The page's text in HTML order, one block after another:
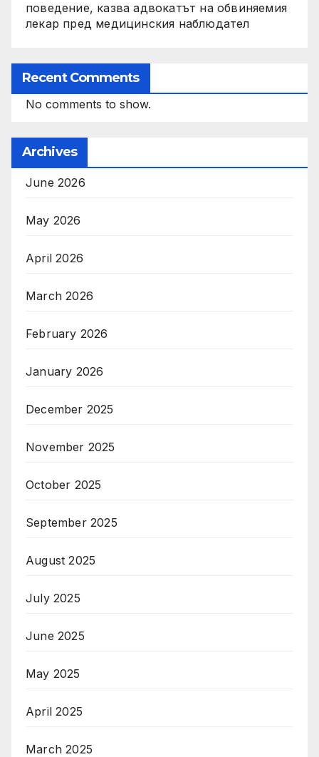
поведение, казва адвокатът на обвиняемия
лекар пред медицинския наблюдател
Recent Comments
No comments to show.
Archives
June 2026
May 2026
April 2026
March 2026
February 2026
January 2026
December 2025
November 2025
October 2025
September 2025
August 2025
July 2025
June 2025
May 2025
April 2025
March 2025